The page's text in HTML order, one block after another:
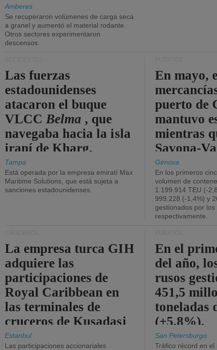
Amberes
Se recuperaron volúmenes de carga seca
a granel y aumentó el material rodante.
Otros sectores experimentaron
descensos.
Las fuerzas
estadounidenses
atacaron el buque
VLCCBelma , que
navegaba hacia la isla
iraní de Kharg.
Tampa
Está operada por la empresa emiratí Max
Maritime Solutions, que está sujeta a
sanciones estadounidenses.
En mayo,
puerto de
mantuvo
mientras
Savona-
Génova
En los primeros
volumen de
1.199.914 TEU (-
999.228 (-1,4%) y
gestionados por
respectivamente.
La empresa turca GIH
adquiere las
participaciones de
Royal Caribbean en
las terminales de
cruceros de Kusadasi
y Lisboa.
Estanbul
Las participaciones accionariales
En el
del año,
rusos
451,5
toneladas
(+5,8%).
San Petersburgo
Tráfico récord en